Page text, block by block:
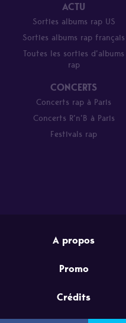
Nous
ACTU
Sorties albums rap US
Sorties albums rap français
Toutes les sorties d’albums
rap
CONCERTS
Concerts rap à Paris
Concerts R’n’B à Paris
Festivals rap
A propos
Promo
Crédits